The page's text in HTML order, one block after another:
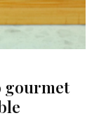
gourmet